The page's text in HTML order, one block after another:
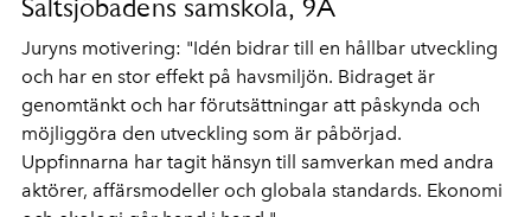
Juryns motivering: "Idén bidrar till en hållbar utveckling
och har en stor effekt på havsmiljön. Bidraget är
genomtänkt och har förutsättningar att påskynda och
möjliggöra den utveckling som är påbörjad.
Uppfinnarna har tagit hänsyn till samverkan med andra
aktörer, affärsmodeller och globala standards. Ekonomi